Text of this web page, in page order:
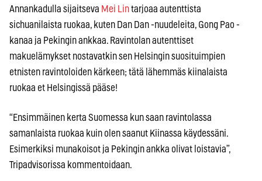
Annankadulla sijaitseva Mei Lintarjoaa autenttista
sichuanilaista ruokaa, kuten Dan Dan -nuudeleita, Gong Pao -
kanaa ja Pekingin ankkaa. Ravintolan autenttiset
makuelämykset nostavatkin sen Helsingin suosituimpien
etnisten ravintoloiden kärkeen; tätä lähemmäs kiinalaista
ruokaa et Helsingissä pääse!
“Ensimmäinen kerta Suomessa kun saan ravintolassa
samanlaista ruokaa kuin olen saanut Kiinassa käydessäni.
Esimerkiksi munakoisot ja Pekingin ankka olivat loistavia”,
Tripadvisorissa kommentoidaan.